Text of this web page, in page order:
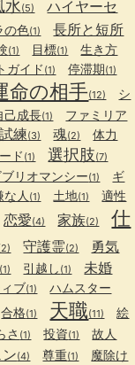
水(5)
ハイヤーセ
の色(1) 長所と短所
(1) 目標(1) 生き方
ガイド (1) 停滞期(1)
命の相手(12)
シ
己成長(1)
ファミリア
試練(3) 魂(2) 体力
ド (1) 選択肢(7)
ブリオマンシー(1)
ギ
な人 (1) 土地(1) 適性
恋愛(4) 家族(2)
仕
守護霊(2) 勇気
(1) 引越し (1) 未婚
ブ(1) ハムスター
合格(1) 天職(11)
絵
さ (1) 投資(1) 故人
(4) 尊重(1) 魔除け